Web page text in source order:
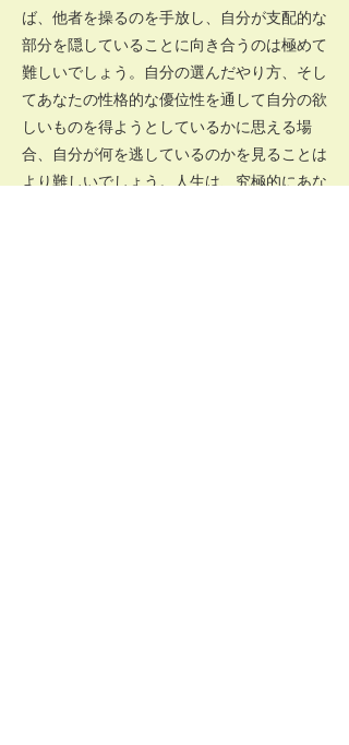
ば、他者を操るのを手放し、自分が支配的な
部分を隠していることに向き合うのは極めて
難しいでしょう。自分の選んだやり方、そし
てあなたの性格的な優位性を通して自分の欲
しいものを得ようとしているかに思える場
合、自分が何を逃しているのかを見ることは
より難しいでしょう。人生は、究極的にあな